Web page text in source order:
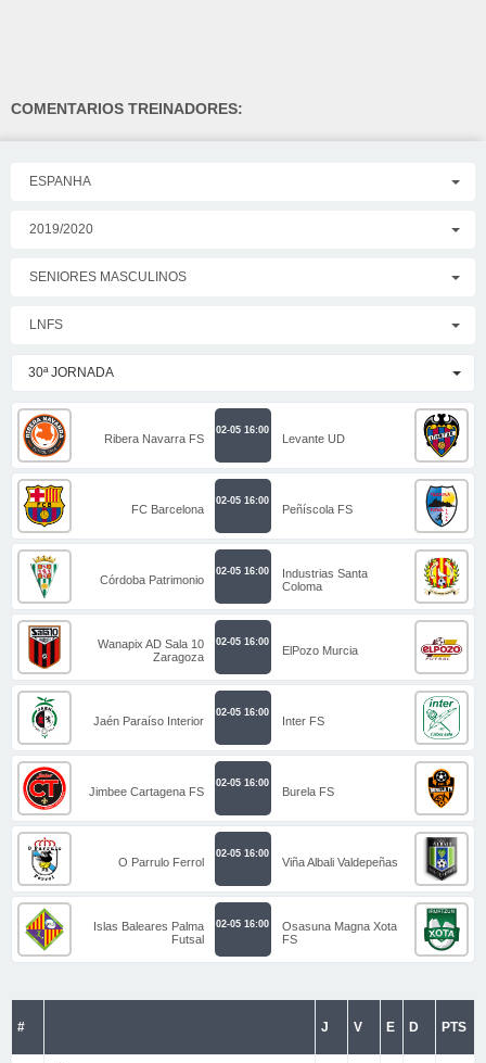
COMENTARIOS TREINADORES:
ESPANHA
2019/2020
SENIORES MASCULINOS
LNFS
30ª JORNADA
Ribera Navarra FS
02-05 16:00
Levante UD
FC Barcelona
02-05 16:00
Peñíscola FS
Córdoba Patrimonio
02-05 16:00
Industrias Santa
Coloma
Wanapix AD Sala 10
Zaragoza
02-05 16:00
ElPozo Murcia
Jaén Paraíso Interior
02-05 16:00
Inter FS
Jimbee Cartagena FS
02-05 16:00
Burela FS
O Parrulo Ferrol
02-05 16:00
Viña Albali Valdepeñas
Islas Baleares Palma
Futsal
02-05 16:00
Osasuna Magna Xota
FS
# J V E D PTS